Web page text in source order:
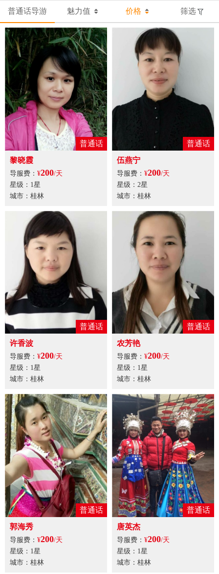
普通话导游 魅力值 价格 筛选
普通话
黎晓霞
导服费： ¥200/天
星级：1星
城市：桂林
普通话
伍燕宁
导服费： ¥200/天
星级：2星
城市：桂林
普通话
许香波
导服费： ¥200/天
星级：1星
城市：桂林
普通话
农芳艳
导服费： ¥200/天
星级：1星
城市：桂林
普通话
郭海秀
导服费： ¥200/天
星级：1星
城市：桂林
普通话
唐英杰
导服费： ¥200/天
星级：1星
城市：桂林